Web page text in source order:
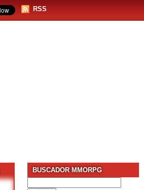
RSS
BUSCADOR MMORPG